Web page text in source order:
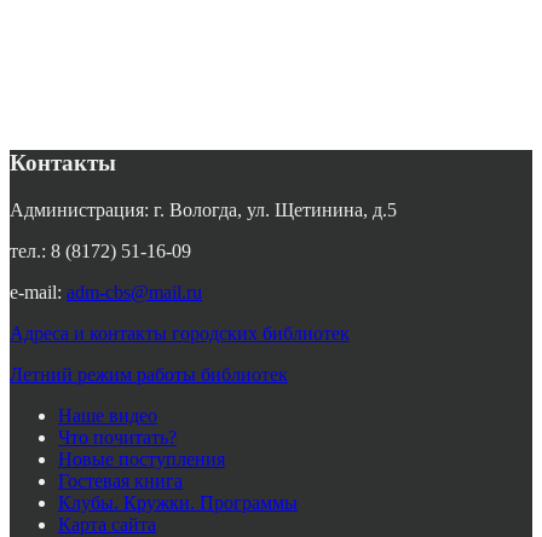
Контакты
Администрация: г. Вологда, ул. Щетинина, д.5
тел.: 8 (8172) 51-16-09
e-mail: adm-cbs@mail.ru
Адреса и контакты городских библиотек
Летний режим работы библиотек
Наше видео
Что почитать?
Новые поступления
Гостевая книга
Клубы. Кружки. Программы
Карта сайта